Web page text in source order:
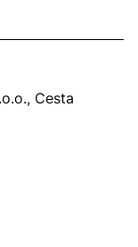
Cesta